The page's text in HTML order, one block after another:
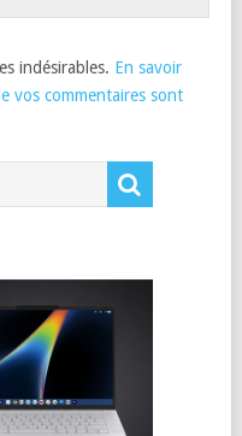
indésirables. En savoir
vos commentaires sont